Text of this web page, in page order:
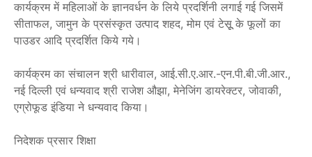
कार्यक्रम में महिलाओं के ज्ञानवर्धन के लिये प्रदर्शिनी लगाई गई जिसमें
सीताफल, जामुन के प्रसंस्कृत उत्पाद शहद, मोम एवं टेसूू के फूलों का
पाउडर आदि प्रदर्शित किये गये।
कार्यक्रम का संचालन श्री धारीवाल, आई.सी.ए.आर.-एन.पी.बी.जी.आर.,
नई दिल्ली एवं धन्यवाद श्री राजेश औझा, मेनेजिंग डायरेक्टर, जोवाकी,
एग्रोफूड इंडिया ने धन्यवाद किया।
निदेशक प्रसार शिक्षा